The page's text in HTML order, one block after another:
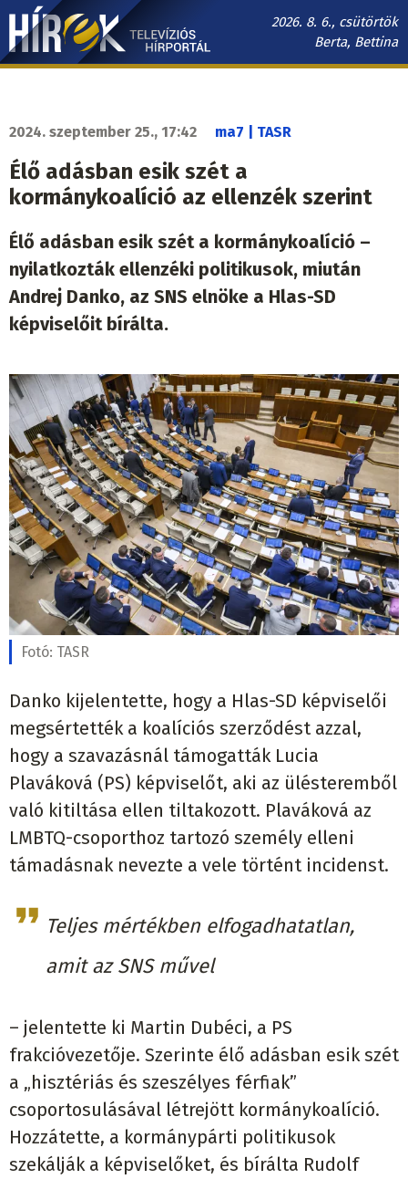
Ugrás
tartalomra
2026. 8. 6., csütörtök
Berta, Bettina
Hírek.sk
2024. szeptember 25., 17:42 ma7 | TASR
Élő adásban esik szét a
kormánykoalíció az ellenzék szerint
Élő adásban esik szét a kormánykoalíció –
nyilatkozták ellenzéki politikusok, miután
Andrej Danko, az SNS elnöke a Hlas-SD
képviselőit bírálta.
Fotó: TASR
Danko kijelentette, hogy a Hlas-SD képviselői
megsértették a koalíciós szerződést azzal,
hogy a szavazásnál támogatták Lucia
Plaváková (PS) képviselőt, aki az ülésteremből
való kitiltása ellen tiltakozott. Plaváková az
LMBTQ-csoporthoz tartozó személy elleni
támadásnak nevezte a vele történt incidenst.
Teljes mértékben elfogadhatatlan,
amit az SNS művel
– jelentette ki Martin Dubéci, a PS
frakcióvezetője. Szerinte élő adásban esik szét
a „hisztériás és szeszélyes férfiak”
csoportosulásával létrejött kormánykoalíció.
Hozzátette, a kormánypárti politikusok
szekálják a képviselőket, és bírálta Rudolf